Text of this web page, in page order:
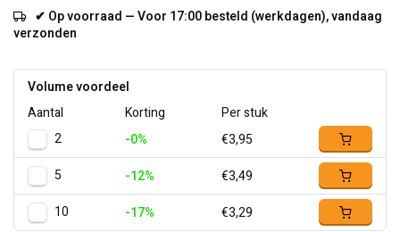
✔ Op voorraad — Voor 17:00 besteld (werkdagen), vandaag
verzonden
Volume voordeel
Aantal
Korting
Per stuk
2
-0%
€3,95
5
-12%
€3,49
10
-17% €3,29